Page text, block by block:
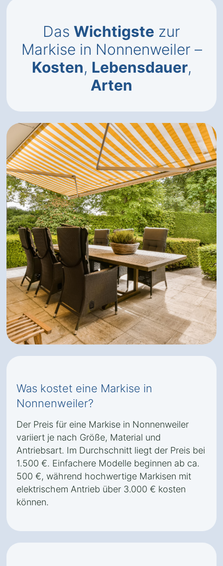
Das Wichtigste zur
Markise in Nonnenweiler –
Kosten, Lebensdauer,
Arten
Was kostet eine Markise in
Nonnenweiler?
Der Preis für eine Markise in Nonnenweiler
variiert je nach Größe, Material und
Antriebsart. Im Durchschnitt liegt der Preis bei
1.500 €. Einfachere Modelle beginnen ab ca.
500 €, während hochwertige Markisen mit
elektrischem Antrieb über 3.000 € kosten
können.